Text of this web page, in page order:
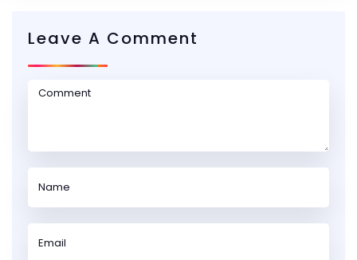
Leave A Comment